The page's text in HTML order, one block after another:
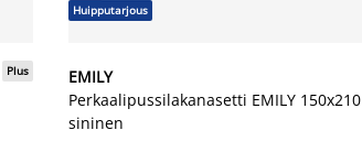
Plus
Huipputarjous
EMILY
Perkaalipussilakanasetti EMILY 150x210
sininen